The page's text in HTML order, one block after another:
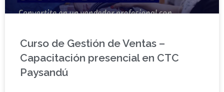
Curso de Gestión de Ventas –
Capacitación presencial en CTC
Paysandú